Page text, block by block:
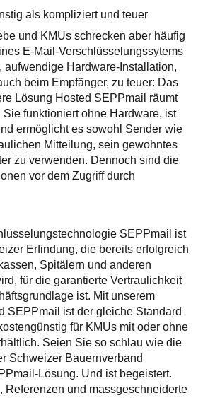
als kompliziert und teuer
und KMUs schrecken aber häufig
E-Mail-Verschlüsselungssytems
aufwendige Hardware-Installation,
beim Empfänger, zu teuer: Das
Lösung Hosted SEPPmail räumt
funktioniert ohne Hardware, ist
ermöglicht es sowohl Sender wie
Mitteilung, sein gewohntes
zu verwenden. Dennoch sind die
vor dem Zugriff durch
SEPPmail ist
Erfindung, die bereits erfolgreich
Spitälern und anderen
für die garantierte Vertraulichkeit
ist. Mit unserem
SEPPmail ist der gleiche Standard
für KMUs mit oder ohne
Seien Sie so schlau wie die
Schweizer Bauernverband
Lösung. Und ist begeistert.
Referenzen und massgeschneiderte